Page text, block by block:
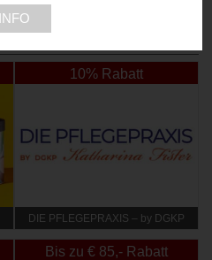
10% Rabatt
DIE PFLEGEPRAXIS – by DGKP
Bis zu € 85,- Rabatt
INFO